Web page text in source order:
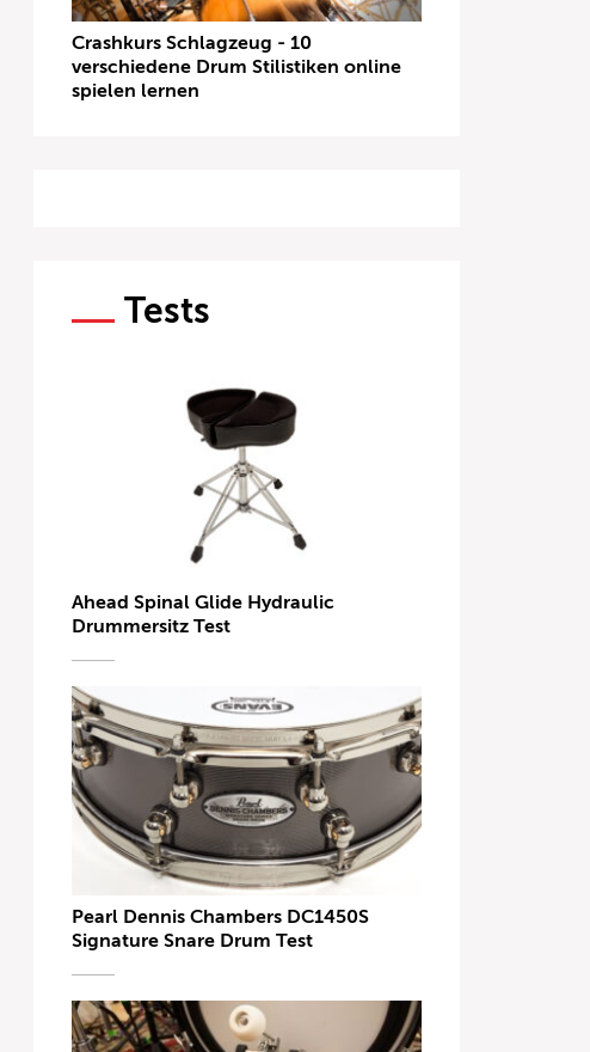
Crashkurs Schlagzeug - 10
verschiedene Drum Stilistiken online
spielen lernen
Tests
Ahead Spinal Glide Hydraulic
Drummersitz Test
Pearl Dennis Chambers DC1450S
Signature Snare Drum Test